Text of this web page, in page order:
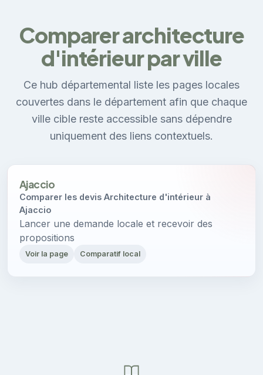
Comparer architecture
d'intérieur par ville
Ce hub départemental liste les pages locales
couvertes dans le département afin que chaque
ville cible reste accessible sans dépendre
uniquement des liens contextuels.
Ajaccio
Comparer les devis Architecture d'intérieur à
Ajaccio
Lancer une demande locale et recevoir des
propositions
Voir la page Comparatif local